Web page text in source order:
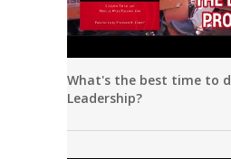
What's the best time to
Leadership?